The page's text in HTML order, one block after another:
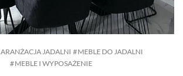
ARANŻACJA JADALNI
MEBLE DO JADALNI
MEBLE I WYPOSAŻENIE